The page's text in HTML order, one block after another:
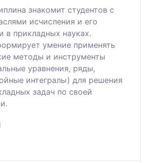
знакомит студентов с
исчисления и его
в прикладных науках.
умение применять
методы и инструменты
уравнения, ряды,
интегралы) для решения
задач по своей